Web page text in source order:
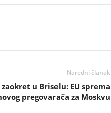
Naredni članak
u Briselu: EU sprema
pregovarača za Moskvu